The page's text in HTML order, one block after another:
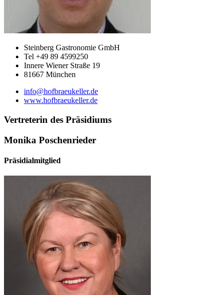
Steinberg Gastronomie GmbH
Tel +49 89 4599250
Innere Wiener Straße 19
81667 München
info@hofbraeukeller.de
www.hofbraeukeller.de
Vertreterin des Präsidiums
Monika Poschenrieder
Präsidialmitglied